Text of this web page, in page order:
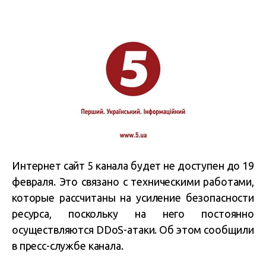
Интернет сайт 5 канала будет не доступен до 19
февраля. Это связано с техническими работами,
которые рассчитаны на усиление безопасности
ресурса, поскольку на него постоянно
осуществляются DDоS-атаки. Об этом сообщили
в пресс-службе канала.